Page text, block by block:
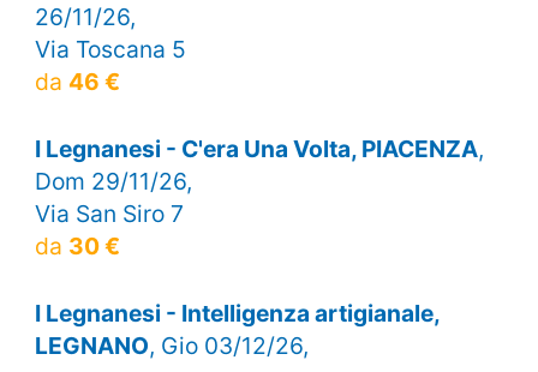
26/11/26,
Via Toscana 5
da 46 €
I Legnanesi - C'era Una Volta, PIACENZA,
Dom 29/11/26,
Via San Siro 7
da 30 €
I Legnanesi - Intelligenza artigianale,
LEGNANO, Gio 03/12/26,